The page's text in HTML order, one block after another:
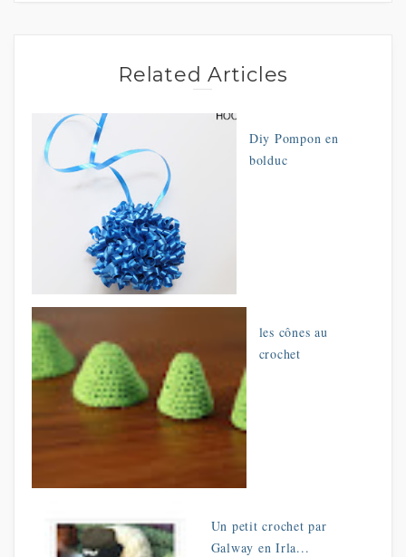
Related Articles
Diy Pompon en
bolduc
les cônes au
crochet
Un petit crochet par
Galway en Irla...